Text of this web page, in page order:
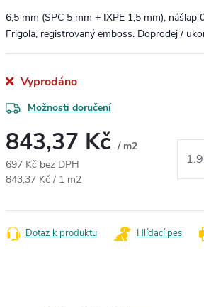
6,5 mm (SPC 5 mm + IXPE 1,5 mm),
Frigola, registrovaný emboss. Doprodej /
Vyprodáno
Možnosti doručení
843,37 Kč / m2
697 Kč bez DPH
Měrná cena:
843,37 Kč / 1 m2
Dotaz k produktu Hlídací pes